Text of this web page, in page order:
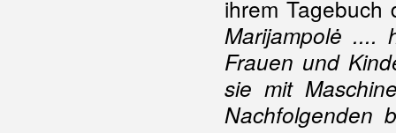
ihrem
Marijampolė ....
Frauen und
sie mit
Nachfolgenden